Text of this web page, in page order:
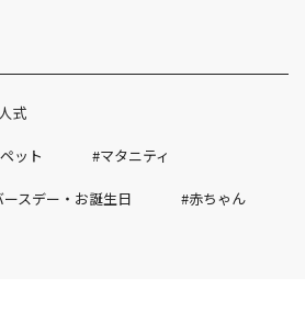
式
ット #マタニティ
スデー・お誕生日 #赤ちゃん